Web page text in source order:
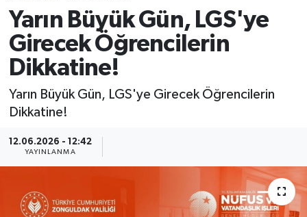
Yarın Büyük Gün, LGS'ye
Girecek Öğrencilerin
Dikkatine!
Yarın Büyük Gün, LGS'ye Girecek Öğrencilerin
Dikkatine!
12.06.2026 - 12:42
YAYINLANMA
Alaplı
Kozlu
Kilimli
Devrek
Zonguldak Namaz Vakitleri
Zonguldak Trafik Yoğunluk Haritası
Puan Durumu ve Fikstür
Son Dakika Haberleri
Haber Arşivi